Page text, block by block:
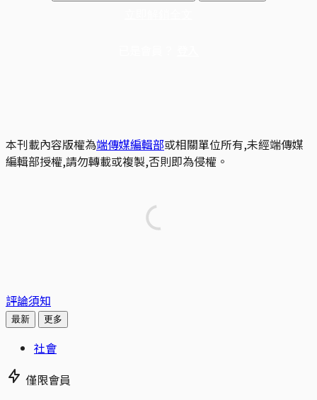
本刊載內容版權為端傳媒編輯部或相關單位所有,未經端傳媒
編輯部授權,請勿轉載或複製,否則即為侵權。
評論須知
最新 更多
社會
僅限會員